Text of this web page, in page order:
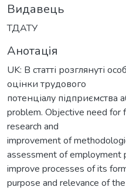
Видавець
ТДАТУ
Анотація
UK: В статті розглянуті
оцінки трудового
потенціалу підприємства
problem. Objective need for
research and
improvement of
assessment of employment
improve processes of its
purpose and relevance of